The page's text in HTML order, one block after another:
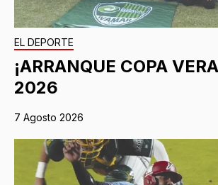
EL DEPORTE
¡ARRANQUE COPA
2026
7 Agosto 2026